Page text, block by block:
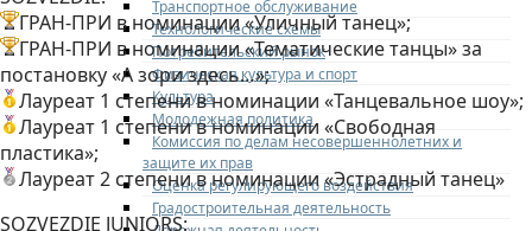
Транспортное обслуживание
Технологические схемы
Потребительский рынок
Физическая культура и спорт
Культура
Молодежная политика
Комиссия по делам несовершеннолетних и
защите их прав
Оценка регулирующего воздействия
Градостроительная деятельность
ГРАН-ПРИ в номинации «Уличный танец»;
ГРАН-ПРИ в номинации «Тематические танцы» за
постановку «А зори здесь…»;
Лауреат 1 степени в номинации «Танцевальное шоу»;
Лауреат 1 степени в номинации «Свободная
пластика»;
Лауреат 2 степени в номинации «Эстрадный танец»
SOZVEZDIE JUNIORS: